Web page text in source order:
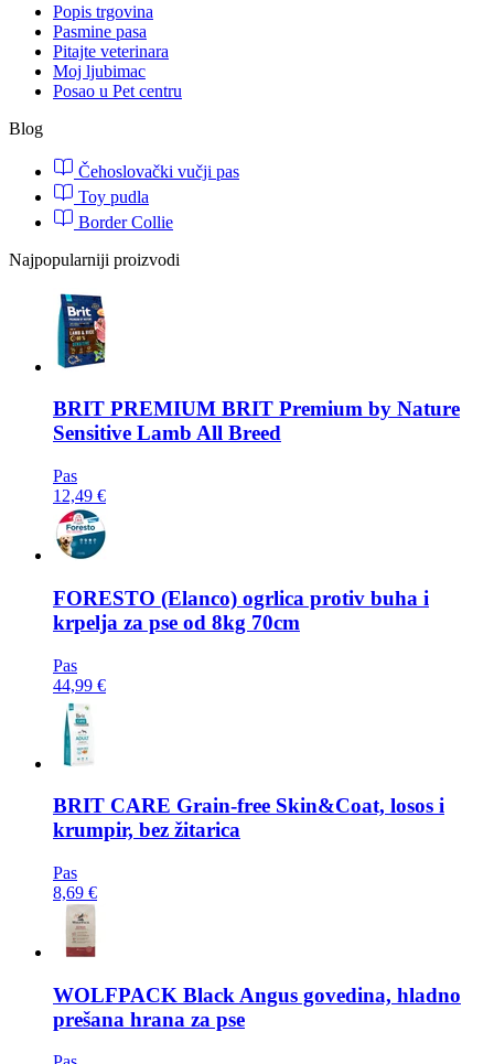
Popis trgovina
Pasmine pasa
Pitajte veterinara
Moj ljubimac
Posao u Pet centru
Blog
Čehoslovački vučji pas
Toy pudla
Border Collie
Najpopularniji proizvodi
BRIT PREMIUM BRIT Premium by Nature
Sensitive Lamb All Breed
Pas
12,49 €
FORESTO (Elanco) ogrlica protiv buha i
krpelja za pse od 8kg 70cm
Pas
44,99 €
BRIT CARE Grain-free Skin&Coat, losos i
krumpir, bez žitarica
Pas
8,69 €
WOLFPACK Black Angus govedina, hladno
prešana hrana za pse